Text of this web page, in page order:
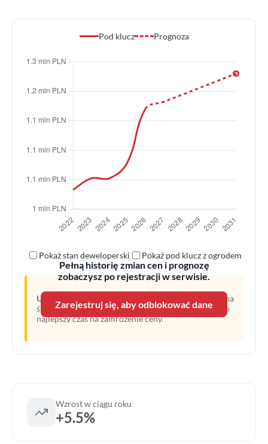
Pod klucz Prognoza
Pełną historię zmian cen i prognozę
zobaczysz po rejestracji w serwisie.
Zarejestruj się, aby odblokować dane
Pokaż stan deweloperski Pokaż pod klucz z ogrodem
Uwaga:
Linia przerywana oznacza prognozę opartą na
średnim wzroście z ostatnich lat. Obecny moment to
najlepszy czas na zamrożenie ceny.
Wzrost w ciągu roku
+5.5%